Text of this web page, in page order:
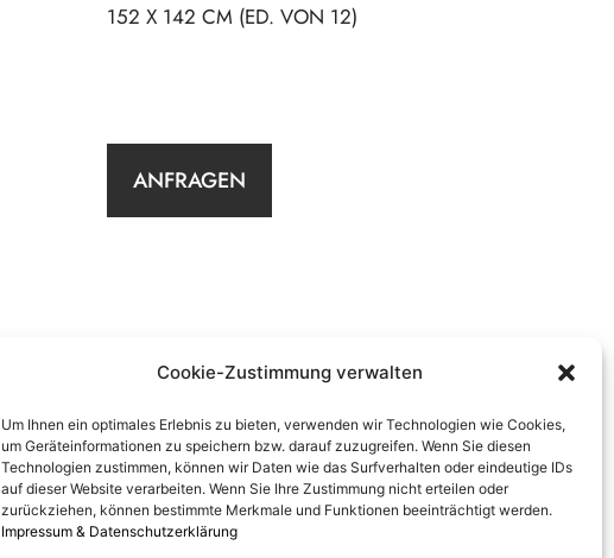
Cookie-Zustimmung verwalten
Um Ihnen ein optimales Erlebnis zu bieten, verwenden wir Technologien wie Cookies,
um Geräteinformationen zu speichern bzw. darauf zuzugreifen. Wenn Sie diesen
Technologien zustimmen, können wir Daten wie das Surfverhalten oder eindeutige IDs
auf dieser Website verarbeiten. Wenn Sie Ihre Zustimmung nicht erteilen oder
zurückziehen, können bestimmte Merkmale und Funktionen beeinträchtigt werden.
Impressum & Datenschutzerklärung
152 X 142 CM (ED. VON 12)
ANFRAGEN